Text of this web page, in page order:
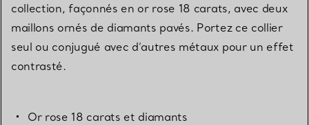
collection, façonnés en or rose 18 carats, avec deux
maillons ornés de diamants pavés. Portez ce collier
seul ou conjugué avec d’autres métaux pour un effet
contrasté.
Or rose 18 carats et diamants